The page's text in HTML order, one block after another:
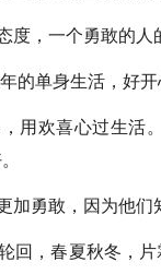
，一个勇敢的人
单身生活，好开
欢喜心过生活。
勇敢，因为他们
，春夏秋冬，片